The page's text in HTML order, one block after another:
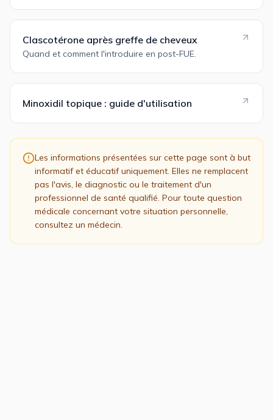
Clascotérone après greffe de cheveux
Quand et comment l'introduire en post-FUE.
Minoxidil topique : guide d'utilisation
Les informations présentées sur cette page sont à but
informatif et éducatif uniquement. Elles ne remplacent
pas l'avis, le diagnostic ou le traitement d'un
professionnel de santé qualifié. Pour toute question
médicale concernant votre situation personnelle,
consultez un médecin.